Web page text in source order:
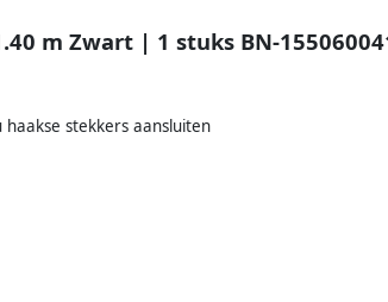
m Zwart | 1 stuks BN-
stekkers aansluiten